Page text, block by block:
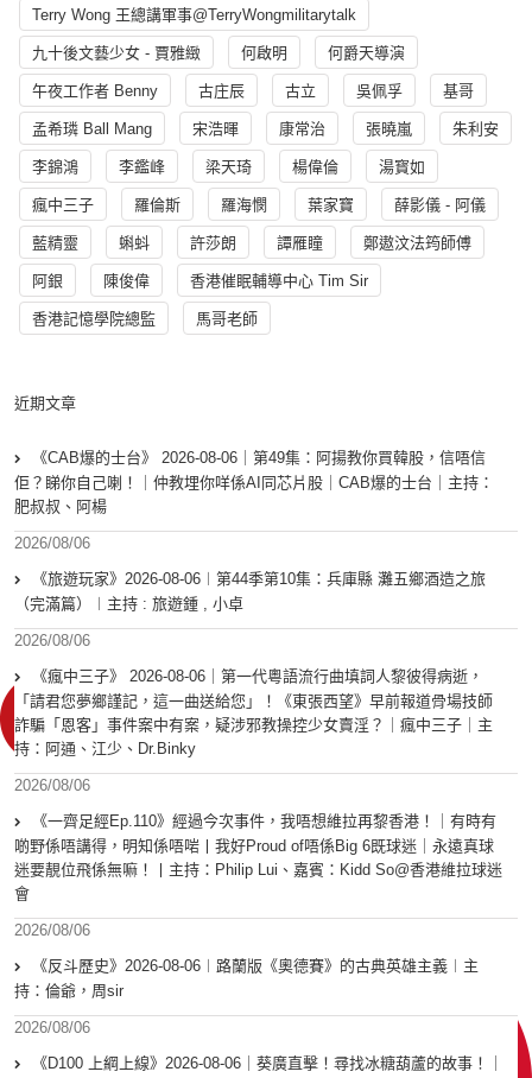
Terry Wong 王總講軍事@TerryWongmilitarytalk
九十後文藝少女 - 賈雅緻 何啟明 何爵天導演
午夜工作者 Benny 古庄辰 古立 吳佩孚 基哥
孟希璘 Ball Mang 宋浩暉 康常治 張曉嵐 朱利安
李錦鴻 李鑑峰 梁天琦 楊偉倫 湯寳如
瘋中三子 羅倫斯 羅海憫 葉家寶 薛影儀 - 阿儀
藍精靈 蝌蚪 許莎朗 譚雁瞳 鄭遨汶法筠師傅
阿銀 陳俊偉 香港催眠輔導中心 Tim Sir
香港記憶學院總監 馬哥老師
近期文章
《CAB爆的士台》 2026-08-06｜第49集：阿揚教你買韓股，信唔信
佢？睇你自己喇！｜仲教埋你咩係AI同芯片股｜CAB爆的士台｜主持：
肥叔叔、阿楊
2026/08/06
《旅遊玩家》2026-08-06︱第44季第10集：兵庫縣 灘五鄉酒造之旅
（完滿篇）︱主持 : 旅遊鍾 , 小卓
2026/08/06
《瘋中三子》 2026-08-06｜第一代粵語流行曲填詞人黎彼得病逝，
「請君您夢鄉謹記，這一曲送給您」！《東張西望》早前報道骨場技師
詐騙「恩客」事件案中有案，疑涉邪教操控少女賣淫？｜瘋中三子｜主
持：阿通、江少、Dr.Binky
2026/08/06
《一齊足經Ep.110》經過今次事件，我唔想維拉再黎香港！｜有時有
啲野係唔講得，明知係唔啱丨我好Proud of唔係Big 6既球迷｜永遠真球
迷要靚位飛係無嘛！丨主持：Philip Lui、嘉賓：Kidd So@香港維拉球迷
會
2026/08/06
《反斗歷史》2026-08-06︱路蘭版《奧德賽》的古典英雄主義︱主
持：倫爺，周sir
2026/08/06
《D100 上綱上線》2026-08-06｜葵廣直擊！尋找冰糖葫蘆的故事！｜